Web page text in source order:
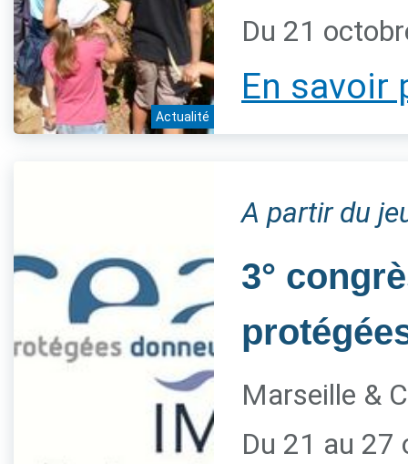
Actualité
Du 21
En savoir
A partir du
3°
Marseille &
Du 21 au 27